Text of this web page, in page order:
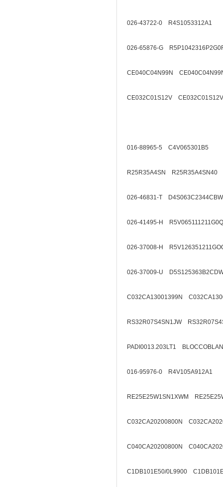
026-43722-0 R4S1053312A1
026-65876-G
CE040C04N99N
CE032C01S12V
016-88965-5 C4V065301B5
R25R35A4SN R25R35A4SN40
026-46831-T
026-41495-H
026-37008-H
026-37009-U
C032CA13001399N
RS32R07S4SN1JW
PADI0013.203LT1
016-95976-0 R4V105A912A1
RE25E25W1SN1XWM
C032CA20200800N
C040CA20200800N
C1DB101E50/0L9900